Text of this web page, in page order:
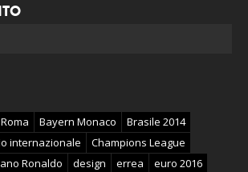
Bayern Monaco
Brasile 2014
internazionale
Champions League
Ronaldo design errea
euro 2016